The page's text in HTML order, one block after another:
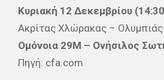
Κυριακή 12 Δεκεμβρίου
Ακρίτας Χλώρακας –
Ομόνοια 29Μ – Ονήσιλος
Πηγή: cfa.com